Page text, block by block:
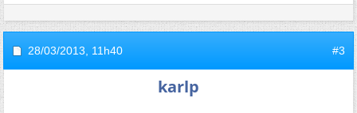
28/03/2013, 11h40 #3
karlp